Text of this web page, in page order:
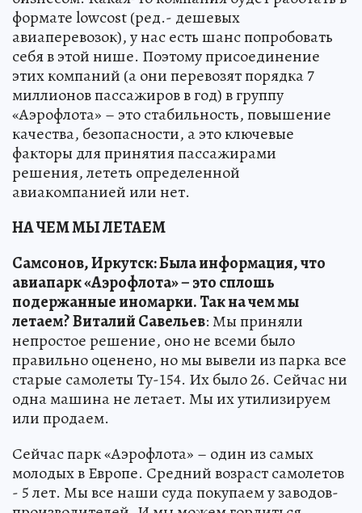
формате lowcost (ред.- дешевых
авиаперевозок), у нас есть шанс попробовать
себя в этой нише. Поэтому присоединение
этих компаний (а они перевозят порядка 7
миллионов пассажиров в год) в группу
«Аэрофлота» – это стабильность, повышение
качества, безопасности, а это ключевые
факторы для принятия пассажирами
решения, лететь определенной
авиакомпанией или нет.
НА ЧЕМ МЫ ЛЕТАЕМ
Самсонов, Иркутск: Была информация, что
авиапарк «Аэрофлота» – это сплошь
подержанные иномарки. Так на чем мы
летаем?Виталий Савельев: Мы приняли
непростое решение, оно не всеми было
правильно оценено, но мы вывели из парка все
старые самолеты Ту-154. Их было 26. Сейчас ни
одна машина не летает. Мы их утилизируем
или продаем.
Сейчас парк «Аэрофлота» – один из самых
молодых в Европе. Средний возраст самолетов
- 5 лет. Мы все наши суда покупаем у заводов-